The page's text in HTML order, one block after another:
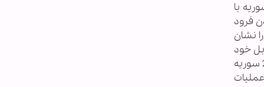
کرد. رسانه‌های سوریه با
فرود
نشان
خود
داشتند، بیشتر از 24 ساعت نبود. بنابراین تصویربرداران در فرودگاه ملک حسین اردن در انتظار بودند زمانیکه میگ-21 سوریه